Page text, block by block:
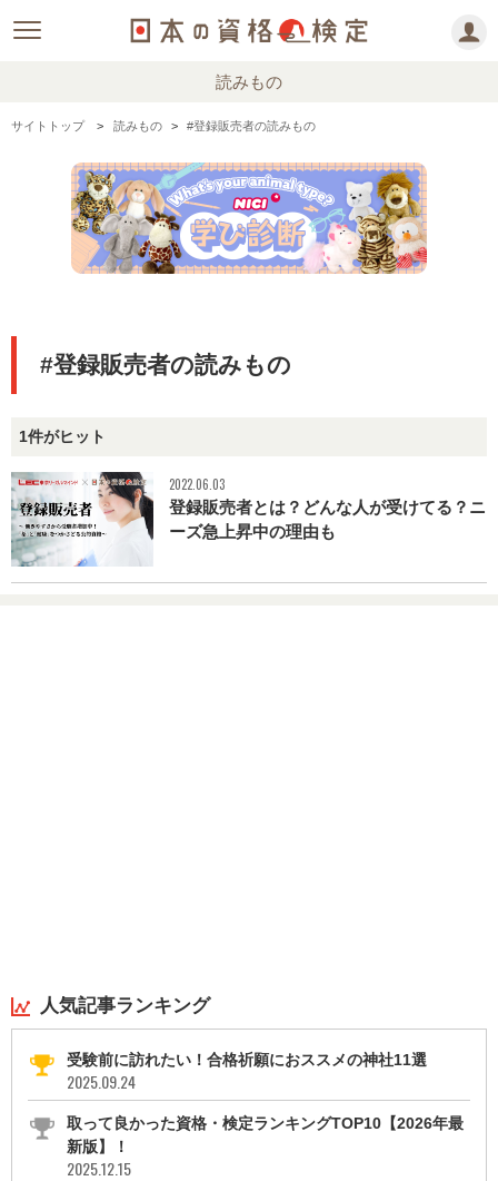
読みもの
サイトトップ 読みもの #登録販売者の読みもの
#登録販売者の読みもの
1件がヒット
2022.06.03
登録販売者とは？どんな人が受けてる？ニ
ーズ急上昇中の理由も
人気記事ランキング
受験前に訪れたい！合格祈願におススメの神社11選
2025.09.24
取って良かった資格・検定ランキングTOP10【2026年最
新版】！
2025.12.15